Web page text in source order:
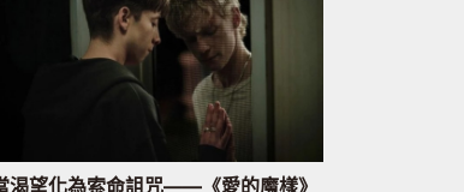
渴望化為索命詛咒——《愛的魔樣》